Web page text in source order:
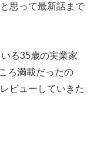
思って最新話まで
る35歳の実業家
ろ満載だったの
ビューしていきた